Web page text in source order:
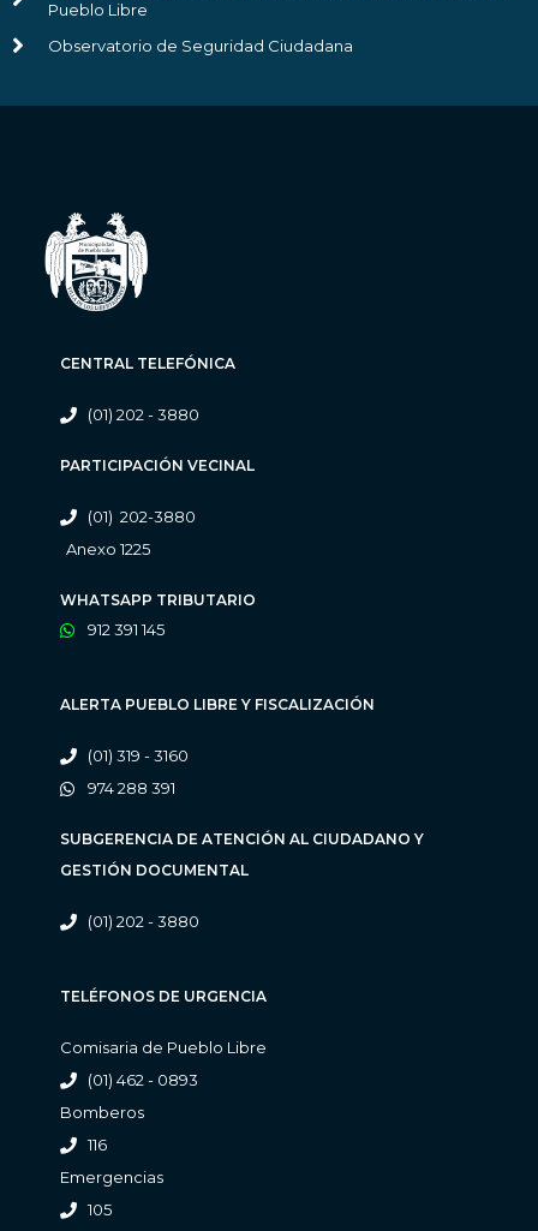
Pueblo Libre
Observatorio de Seguridad Ciudadana
CENTRAL TELEFÓNICA
(01) 202 - 3880
PARTICIPACIÓN VECINAL
(01) 202-3880
Anexo 1225
WHATSAPP TRIBUTARIO
912 391 145
ALERTA PUEBLO LIBRE Y FISCALIZACIÓN
(01) 319 - 3160
974 288 391
SUBGERENCIA DE ATENCIÓN AL CIUDADANO Y
GESTIÓN DOCUMENTAL
(01) 202 - 3880
TELÉFONOS DE URGENCIA
Comisaria de Pueblo Libre
(01) 462 - 0893
Bomberos
116
Emergencias
105